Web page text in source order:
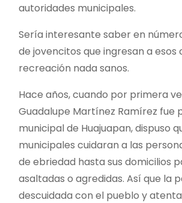
autoridades municipales.
Sería interesante saber en
de jovencitos que ingresan a esos
recreación nada sanos.
Hace años, cuando por primera
Guadalupe Martínez Ramírez fue
municipal de Huajuapan, dispuso
municipales cuidaran a las
de ebriedad hasta sus domicilios
asaltadas o agredidas. Así que la
descuidada con el pueblo y